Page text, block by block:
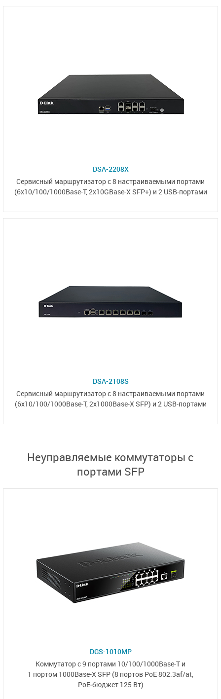
DSA-2208X
Сервисный маршрутизаторс 8 настраиваемыми портами
(6x10/100/1000Base-T,2x10GBase-X SFP+) и 2 USB-портами
DSA-2108S
Cервисный маршрутизатор с8 настраиваемыми портами
(6x10/100/1000Base-T,2x1000Base-X SFP) и 2 USB-портами
Неуправляемые коммутаторы с
портами SFP
DGS-1010MP
Коммутаторс 9 портами 10/100/1000Base-T и
1 портом 1000Base-X SFP (8 портов PoE 802.3af/at,
PoE‑бюджет 125 Вт)